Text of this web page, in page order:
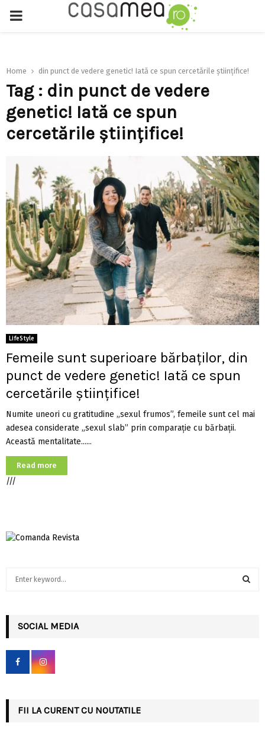
PRIMARY
Home din punct de vedere genetic! Iată ce spun cercetările științifice!
Tag : din punct de vedere
genetic! Iată ce spun
cercetările științifice!
LifeStyle
Femeile sunt superioare bărbaților, din
punct de vedere genetic! Iată ce spun
cercetările științifice!
Numite uneori cu gratitudine „sexul frumos”, femeile sunt cel mai
adesea considerate „sexul slab” prin comparație cu bărbații.
Această mentalitate......
Read more
///
h
f
r
SOCIAL MEDIA
FII LA CURENT CU NOUTATILE